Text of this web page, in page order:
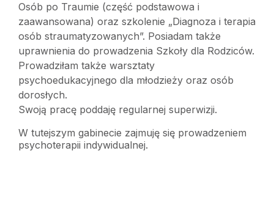
Osób po Traumie (część podstawowa i
zaawansowana) oraz szkolenie „Diagnoza i terapia
osób straumatyzowanych”. Posiadam także
uprawnienia do prowadzenia Szkoły dla Rodziców.
Prowadziłam także warsztaty
psychoedukacyjnego dla młodzieży oraz osób
dorosłych.
Swoją pracę poddaję regularnej superwizji.
W tutejszym gabinecie zajmuję się prowadzeniem
psychoterapii indywidualnej.